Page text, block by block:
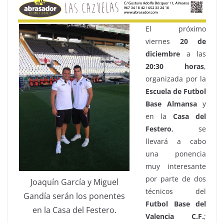
Joaquín García y Miguel
Gandía serán los ponentes
en la Casa del Festero.
El próximo
viernes 20 de
diciembre a las
20:30 horas,
organizada por la
Escuela de Futbol
Base Almansa y
en la Casa del
Festero, se
llevará a cabo
una ponencia
muy interesante
por parte de dos
técnicos del
Futbol Base del
Valencia C.F.;